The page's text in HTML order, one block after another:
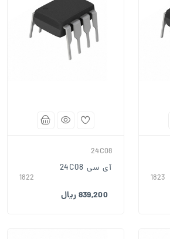
1823
24C08
آی سی 24C08
1822
839,200 ریال